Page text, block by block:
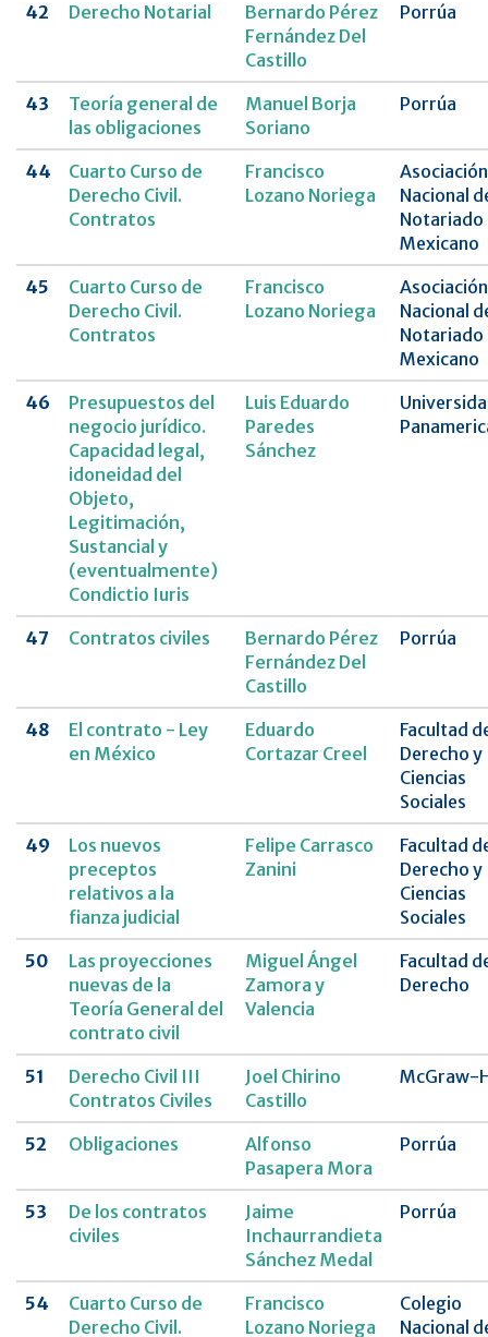
42 Derecho Notarial
Bernardo Pérez
Fernández Del
Castillo
Porrúa
43
Teoría general de
las obligaciones
Manuel Borja
Soriano
Porrúa
44
Cuarto Curso de
Derecho Civil.
Contratos
Francisco
Lozano Noriega
Asociación
Nacional
Notariado
Mexicano
45
Cuarto Curso de
Derecho Civil.
Contratos
Francisco
Lozano Noriega
Asociación
Nacional
Notariado
Mexicano
46
Presupuestos del
negocio jurídico.
Capacidad legal,
idoneidad del
Objeto,
Legitimación,
Sustancial y
(eventualmente)
Condictio Iuris
Luis Eduardo
Paredes
Sánchez
47 Contratos civiles
Bernardo Pérez
Fernández Del
Castillo
Porrúa
48
El contrato - Ley
en México
Eduardo
Cortazar Creel
Facultad
Derecho y
Ciencias
Sociales
49
Los nuevos
preceptos
relativos a la
fianza judicial
Felipe Carrasco
Zanini
Facultad
Derecho y
Ciencias
Sociales
50
Las proyecciones
nuevas de la
Teoría General del
contrato civil
Miguel Ángel
Zamora y
Valencia
Facultad
Derecho
51
Derecho Civil III
Contratos Civiles
Joel Chirino
Castillo
McGraw-
52 Obligaciones
Alfonso
Pasapera Mora
Porrúa
53
De los contratos
civiles
Jaime
Inchaurrandieta
Sánchez Medal
Porrúa
54
Cuarto Curso de
Derecho Civil.
Francisco
Lozano Noriega
Colegio
Nacional